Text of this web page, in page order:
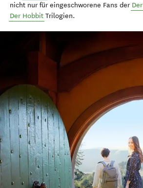
nicht nur für eingeschworene Fans der
Der Hobbit Trilogien.